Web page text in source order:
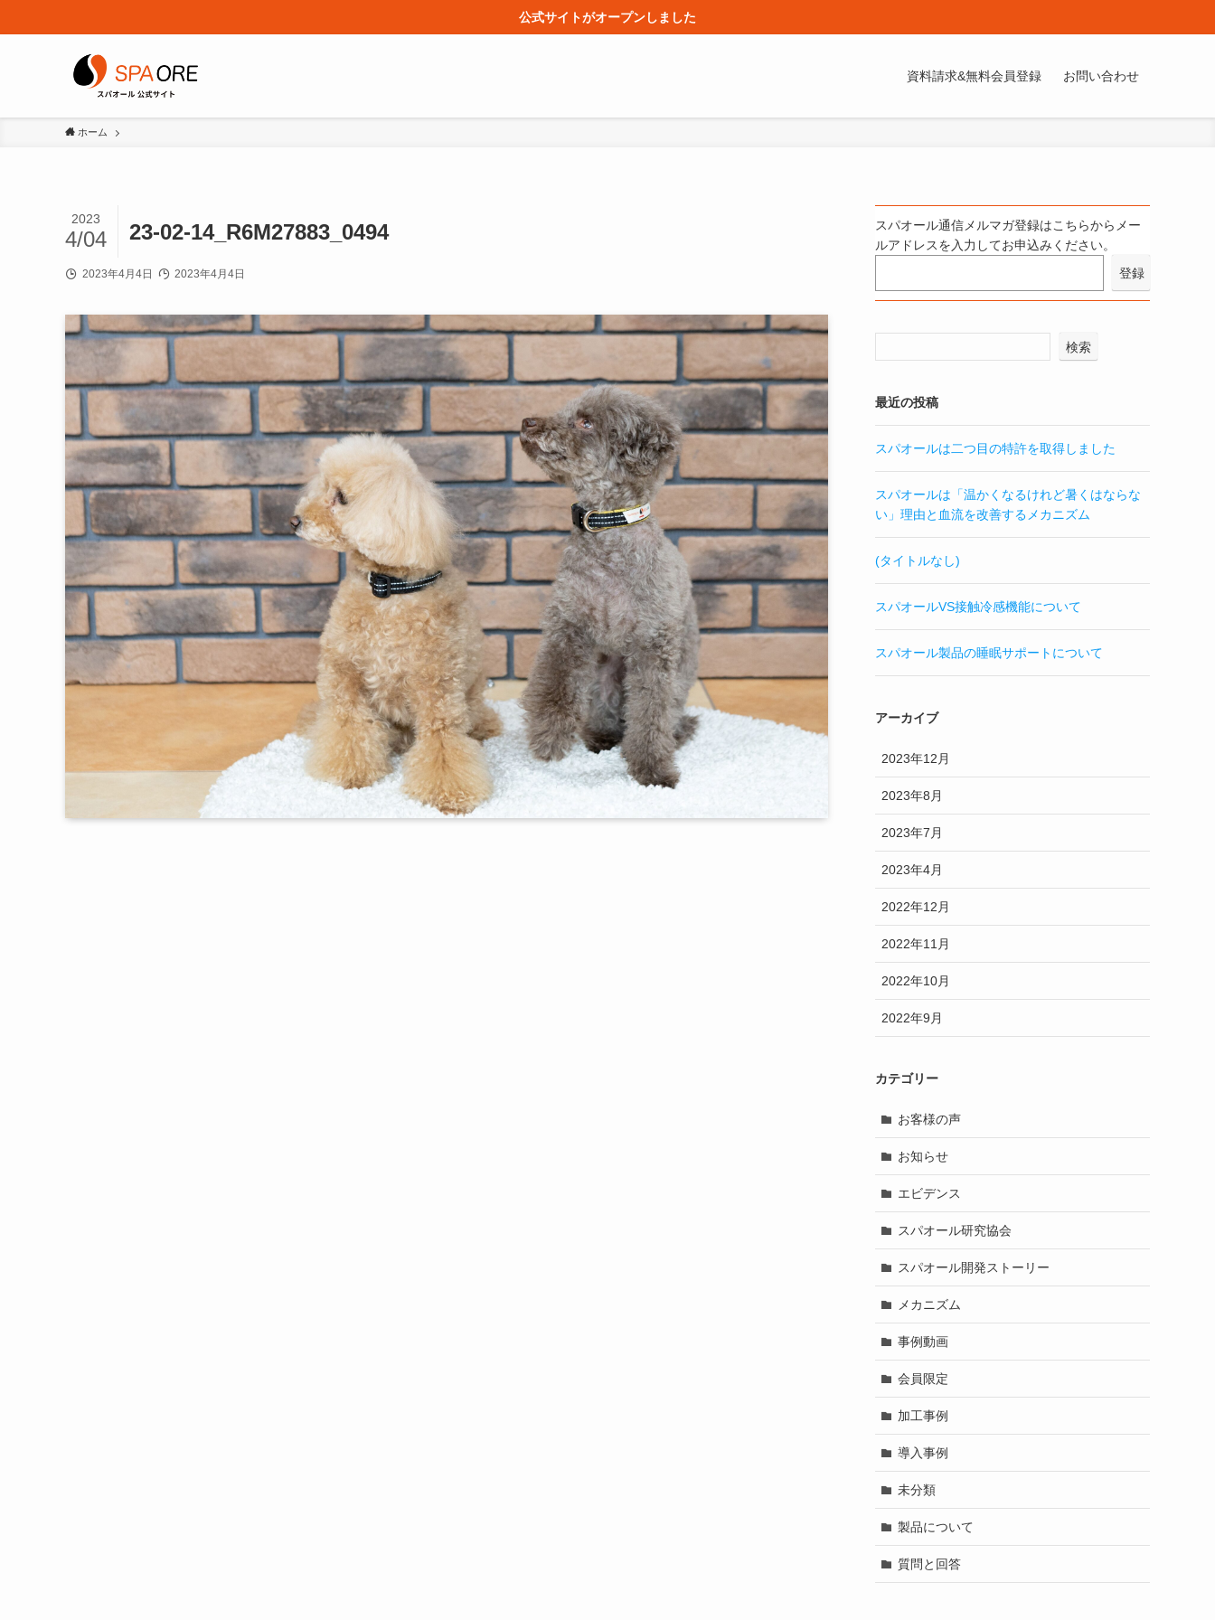
公式サイトがオープンしました
資料請求&無料会員登録 お問い合わせ
ホーム
23-02-14_R6M27883_0494
2023
4/04
2023年4月4日 2023年4月4日
スパオール通信メルマガ登録はこちらからメー
ルアドレスを入力してお申込みください。
検索
最近の投稿
スパオールは二つ目の特許を取得しました
スパオールは「温かくなるけれど暑くはならな
い」理由と血流を改善するメカニズム
(タイトルなし)
スパオールVS接触冷感機能について
スパオール製品の睡眠サポートについて
アーカイブ
2023年12月
2023年8月
2023年7月
2023年4月
2022年12月
2022年11月
2022年10月
2022年9月
カテゴリー
お客様の声
お知らせ
エビデンス
スパオール研究協会
スパオール開発ストーリー
メカニズム
事例動画
会員限定
加工事例
導入事例
未分類
製品について
質問と回答